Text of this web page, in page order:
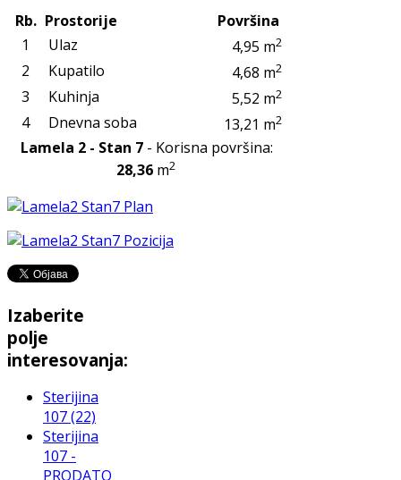
Rb. Prostorije
Površina
1
Ulaz 4,95 m2
2 Kupatilo 4,68 m2
3 Kuhinja 5,52 m2
4 Dnevna soba 13,21 m2
Lamela 2 - Stan 7- Korisna površina:
28,36 m2
Izaberite
polje
interesovanja:
Sterijina
107(22)
Sterijina
107 -
PRODATO